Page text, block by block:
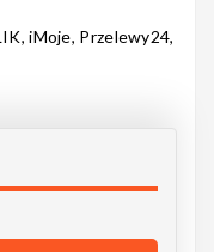
iMoje, Przelewy24,